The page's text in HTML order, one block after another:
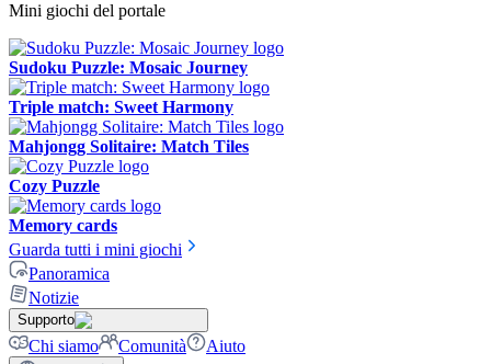
Mini giochi del portale
Sudoku Puzzle: Mosaic Journey
Triple match: Sweet Harmony
Mahjongg Solitaire: Match Tiles
Cozy Puzzle
Memory cards
Guarda tutti i mini giochi
Panoramica
Notizie
Supporto
Chi siamo Comunità Aiuto